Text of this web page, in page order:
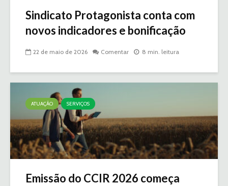
Sindicato Protagonista conta com
novos indicadores e bonificação
22 de maio de 2026 Comentar 8 min. leitura
ATUAÇÃO SERVIÇOS
Emissão do CCIR 2026 começa